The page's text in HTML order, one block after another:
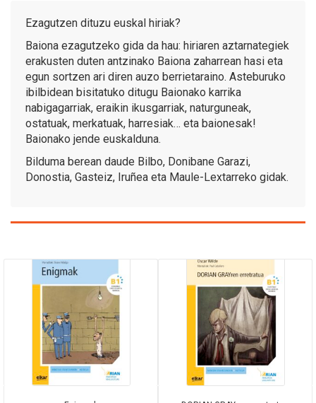
Ezagutzen dituzu euskal hiriak?
Baiona ezagutzeko gida da hau: hiriaren aztarnategiek
erakusten duten antzinako Baiona zaharrean hasi eta
egun sortzen ari diren auzo berrietaraino. Asteburuko
ibilbidean bisitatuko ditugu Baionako karrika
nabigagarriak, eraikin ikusgarriak, naturguneak,
ostatuak, merkatuak, harresiak… eta baionesak!
Baionako jende euskalduna.
Bilduma berean daude Bilbo, Donibane Garazi,
Donostia, Gasteiz, Iruñea eta Maule-Lextarreko gidak.